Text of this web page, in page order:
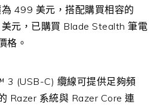
499 美元，搭配購買相容的
元，已購買 Blade Stealth 筆電
格。
3 (USB-C) 纜線可提供足夠頻
Razer 系統與 Razer Core 連